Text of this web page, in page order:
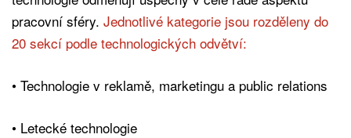
pracovní sféry. Jednotlivé kategorie jsou rozděleny do
20 sekcí podle technologických odvětví:
• Technologie v reklamě, marketingu a public relations
• Letecké technologie